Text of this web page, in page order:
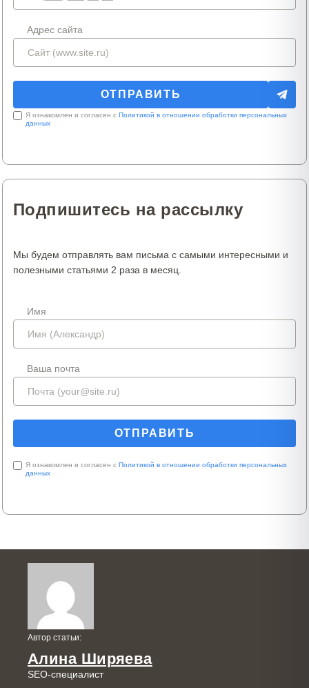
Адрес сайта
Я ознакомлен и согласен с Политикой в отношении обработки персональных
данных
Подпишитесь на рассылку
Мы будем отправлять вам письма с самыми интересными и
полезными статьями 2 раза в месяц.
Имя
Ваша почта
Я ознакомлен и согласен с Политикой в отношении обработки персональных
данных
Автор статьи:
Алина Ширяева
SEO-специалист